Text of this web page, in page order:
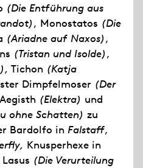
(Die Entführung aus
, Monostatos (Die
(Ariadne auf Naxos),
(Tristan und Isolde),
Tichon (Katja
Dimpfelmoser (Der
Aegisth (Elektra) und
ohne Schatten) zu
Bardolfo in Falstaff,
Knusperhexe in
(Die Verurteilung